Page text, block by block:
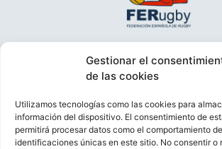
Gestionar el
de las cookies
Utilizamos tecnologías como las cookies para
información del dispositivo. El consentimiento de
permitirá procesar datos como el comportamiento
identificaciones únicas en este sitio. No consentir o